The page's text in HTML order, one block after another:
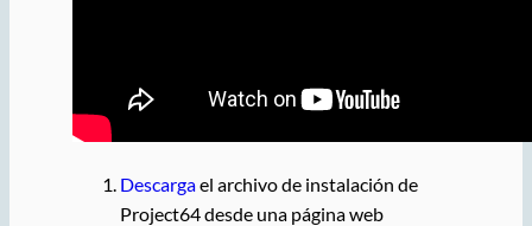
Descargael archivo de instalación de
Project64 desde una página web